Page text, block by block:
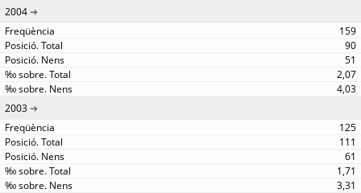
2004
159
90
51
2,07
4,03
2003
125
111
61
1,71
3,31